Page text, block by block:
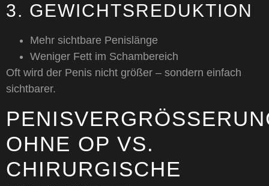
3. GEWICHTSREDUKTION
Mehr sichtbare Penislänge
Weniger Fett im Schambereich
Oft wird der Penis nicht größer – sondern einfach
sichtbarer.
PENISVERGRÖSSERUNG
HNE OP VS. C
HIRURGISCHE E